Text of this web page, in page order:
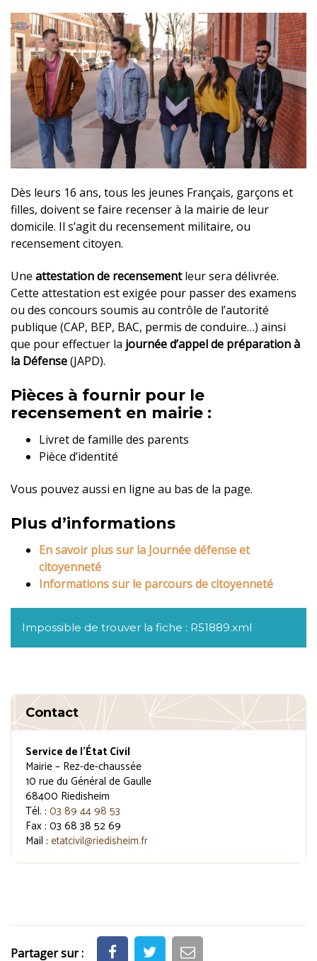
Dès leurs 16 ans, tous les jeunes Français, garçons et
filles, doivent se faire recenser à la mairie de leur
domicile. Il s’agit du recensement militaire, ou
recensement citoyen.
Une attestation de recensementleur sera délivrée.
Cette attestation est exigée pour passer des examens
ou des concours soumis au contrôle de l’autorité
publique (CAP, BEP, BAC, permis de conduire…) ainsi
que pour effectuer la journée d’appel de préparation à
la Défense(JAPD).
Pièces à fournir pour le
recensement en mairie :
Livret de famille des parents
Pièce d’identité
Vous pouvez aussi en ligne au bas de la page.
Plus d’informations
En savoir plus sur la Journée défense et
citoyenneté
Informations sur le parcours de citoyenneté
Impossible de trouver la fiche : R51889.xml
Contact
Service de l’État Civil
Mairie – Rez-de-chaussée
10 rue du Général de Gaulle
68400 Riedisheim
Tél. : 03 89 44 98 53
Fax : 03 68 38 52 69
Mail : etatcivil@riedisheim.fr
Partager sur :